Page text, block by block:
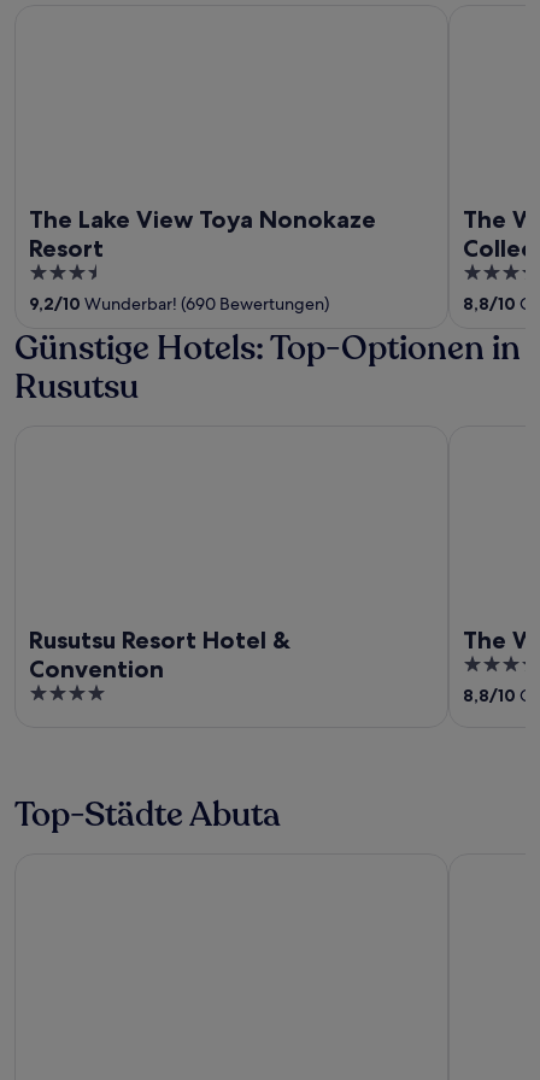
The Lake View Toya Nonokaze
Resort
3.5
out
5
9,2/10 Wunderbar! (690 Bewertungen)
The
5
out
5
8,8/10
Günstige Hotels: Top-Optionen in
Rusutsu
Rusutsu Resort Hotel &
Convention
4
The
5
out
8,8/10
Top-Städte Abuta